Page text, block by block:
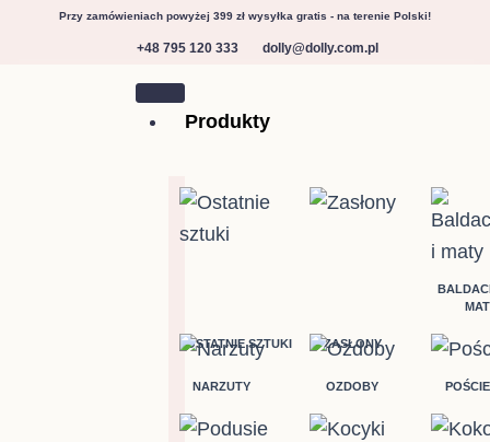
PrzejdźPrzy zamówieniach powyżej 399 zł wysyłka gratis - na terenie Polski!
+48 795 120 333 dolly@dolly.com.pl
Produkty
OSTATNIE SZTUKI ZASŁONY
NARZUTY OZDOBY